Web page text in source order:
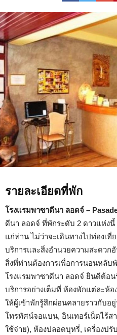
จ์
–
Pasadena
Lodge
Hotel
รายละเอียดที่พัก
โรงแรมพาซาดีนา ลอดจ์ –
ดีนา ลอดจ์ ที่พักระดับ 2 ดาวแห่ง
แก่ท่าน ไม่ว่าจะเดินทางไปท่องเ
บริการและสิ่งอำนวยความสะดว
สิ่งที่ท่านต้องการเพื่อการนอนหลั
โรงแรมพาซาดีนา ลอดจ์ ยินดีต้อ
บริการอย่างเต็มที่ ห้องพักแต่ละห้
ให้ผู้เข้าพักรู้สึกผ่อนคลายราวกับอ
โทรทัศน์จอแบน, อินเทอร์เน็ตไร้ส
ใช้จ่าย), ห้องปลอดบุหรี่, เครื่องป